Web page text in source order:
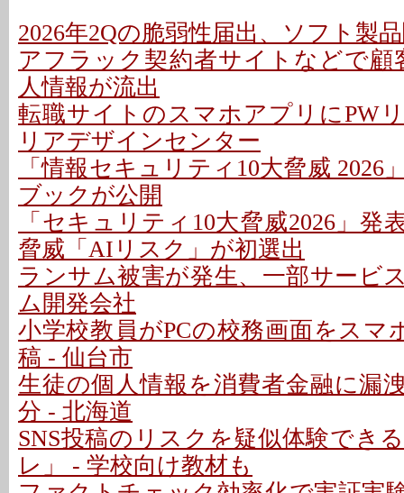
2026年2Qの脆弱性届出、ソフト製
アフラック契約者サイトなどで顧
人情報が流出
転職サイトのスマホアプリにPW
リアデザインセンター
「情報セキュリティ10大脅威 2026
ブックが公開
「セキュリティ10大脅威2026」発
脅威「AIリスク」が初選出
ランサム被害が発生、一部サービ
ム開発会社
小学校教員がPCの校務画面をスマ
稿 - 仙台市
生徒の個人情報を消費者金融に漏
分 - 北海道
SNS投稿のリスクを疑似体験でき
レ」 - 学校向け教材も